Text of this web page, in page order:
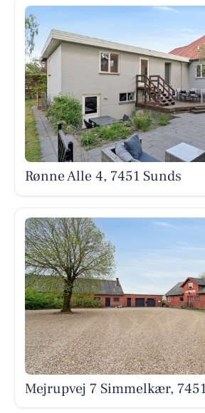
Rønne Alle 4, 7451 Sunds
Mejrupvej 7 Simmelkær,